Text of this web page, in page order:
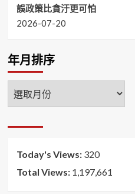
誤政策比貪汙更可怕
2026-07-20
年月排序
年
月
序
Today's Views: 320
Total Views: 1,197,661